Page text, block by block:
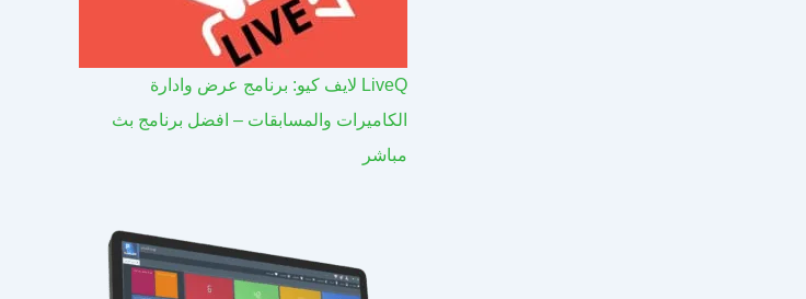
LiveQ لايف كيو: برنامج عرض وادارة
الكاميرات والمسابقات – افضل برنامج بث
مباشر